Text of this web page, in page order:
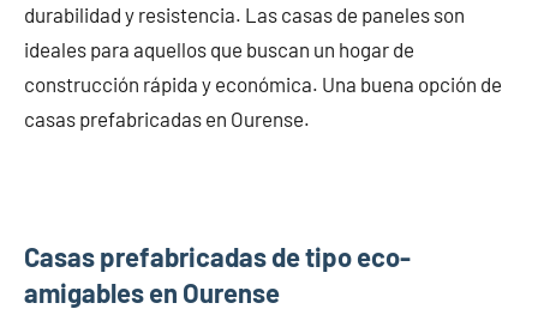
durabilidad y resistencia. Las casas de paneles son
ideales para aquellos que buscan un hogar de
construcción rápida y económica. Una buena opción de
casas prefabricadas en Ourense.
Casas prefabricadas de tipo eco-
amigables en Ourense